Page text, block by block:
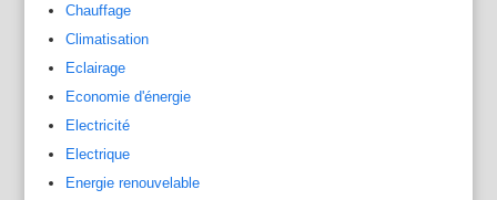
Chauffage
Climatisation
Eclairage
Economie d'énergie
Electricité
Electrique
Energie renouvelable